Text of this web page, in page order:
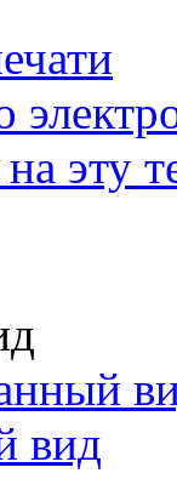
на эту
вид